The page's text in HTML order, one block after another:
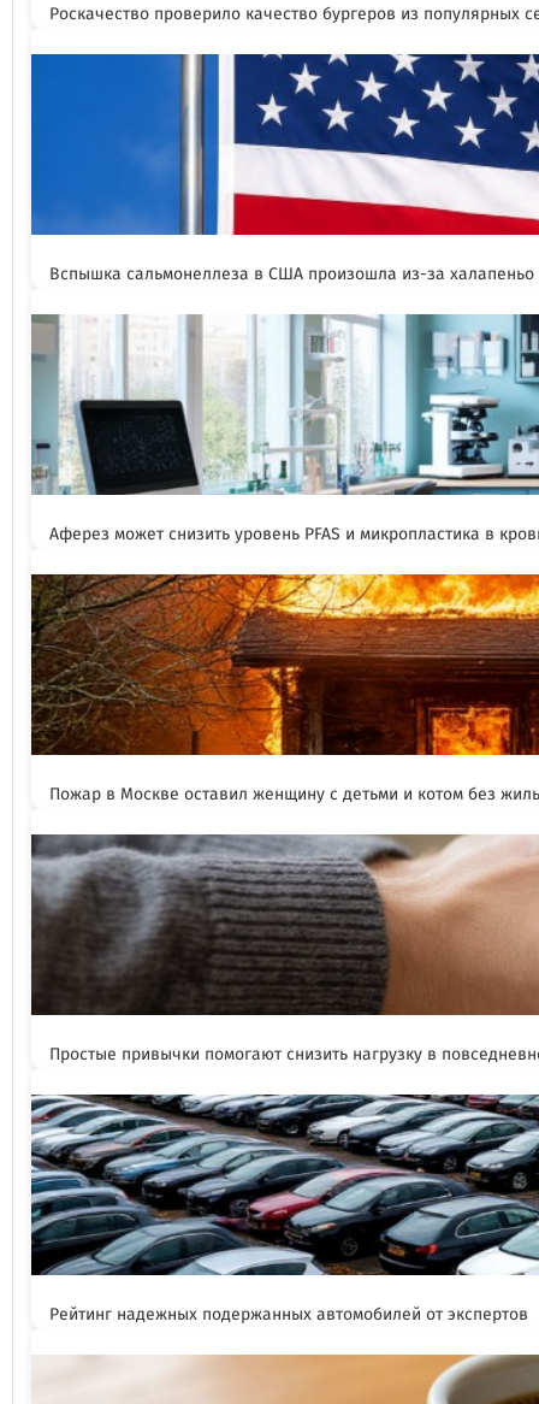
Роскачество проверило качество бургеров из популярных
Вспышка сальмонеллеза в США произошла из-за халапеньо
Аферез может снизить уровень PFAS и микропластика в
Пожар в Москве оставил женщину с детьми и котом без
Простые привычки помогают снизить нагрузку в
Рейтинг надежных подержанных автомобилей от экспертов